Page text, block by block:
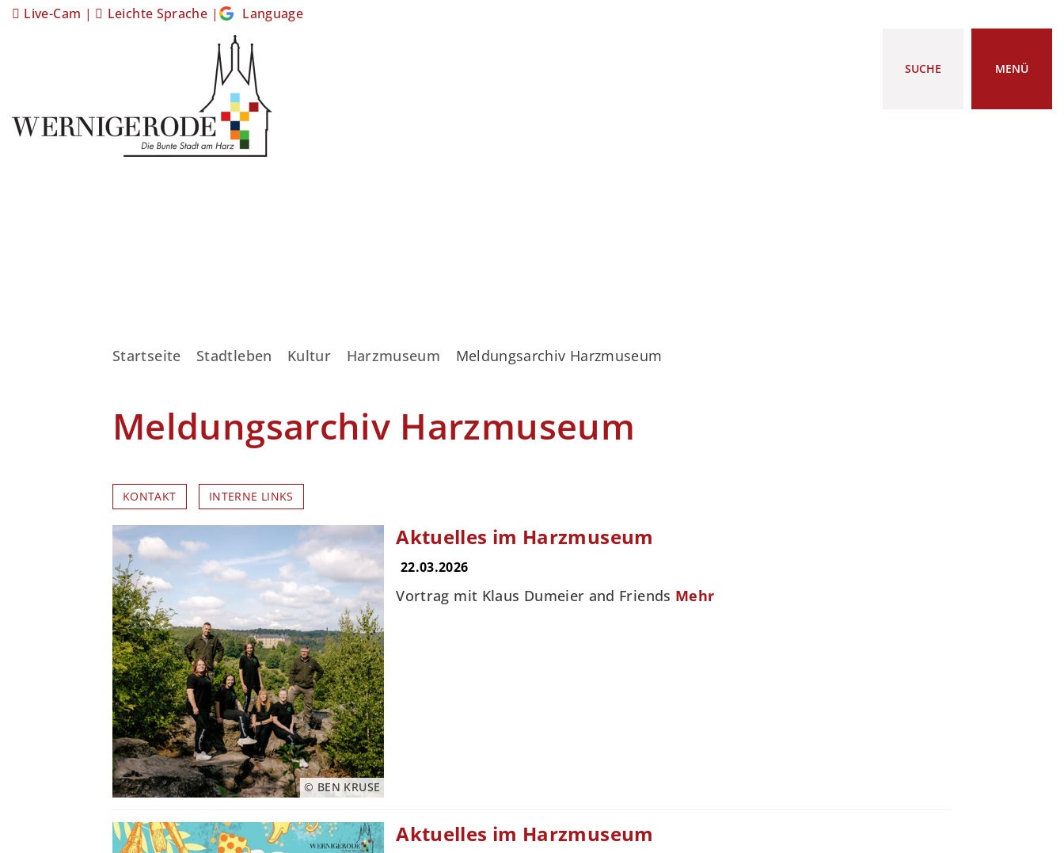
Live-Cam | Leichte Sprache | Language
SUCHE MENÜ
Startseite Stadtleben Kultur Harzmuseum Meldungsarchiv Harzmuseum
Meldungsarchiv Harzmuseum
KONTAKT INTERNE LINKS
Aktuelles im Harzmuseum
22.03.2026
Vortrag mit Klaus Dumeier and Friends Mehr
© BEN KRUSE
Aktuelles im Harzmuseum